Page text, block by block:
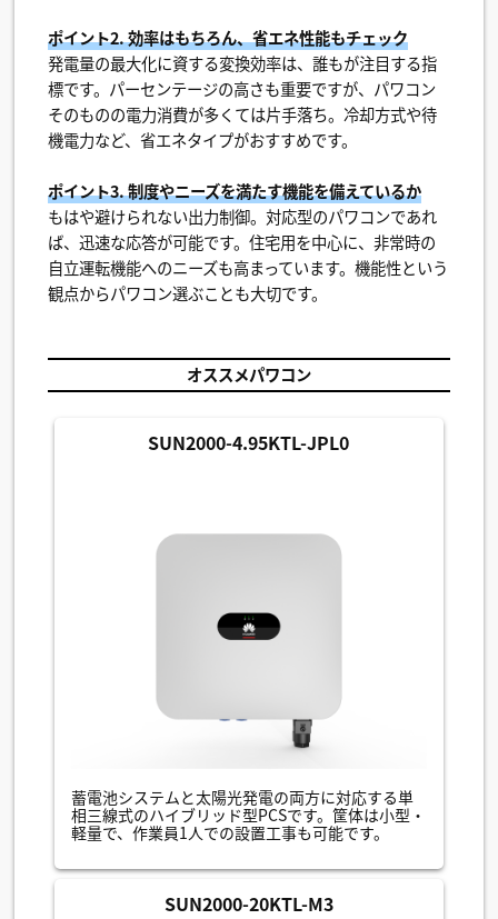
ポイント2. 効率はもちろん、省エネ性能もチェック
発電量の最大化に資する変換効率は、誰もが注目する指
標です。パーセンテージの高さも重要ですが、パワコン
そのものの電力消費が多くては片手落ち。冷却方式や待
機電力など、省エネタイプがおすすめです。
ポイント3. 制度やニーズを満たす機能を備えているか
もはや避けられない出力制御。対応型のパワコンであれ
ば、迅速な応答が可能です。住宅用を中心に、非常時の
自立運転機能へのニーズも高まっています。機能性という
観点からパワコン選ぶことも大切です。
オススメパワコン
SUN2000-4.95KTL-JPL0
蓄電池システムと太陽光発電の両方に対応する単
相三線式のハイブリッド型PCSです。筐体は小型・
軽量で、作業員1人での設置工事も可能です。
SUN2000-20KTL-M3